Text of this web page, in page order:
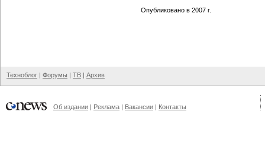
Опубликовано в 2007 г.
Техноблог | Форумы | ТВ | Архив
Об издании | Реклама | Вакансии | Контакты